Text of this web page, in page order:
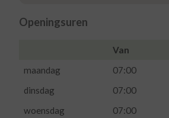
Openingsuren
Van
maandag
07:00
dinsdag
07:00
woensdag
07:00